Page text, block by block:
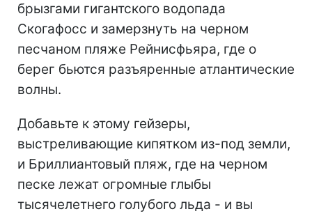
брызгами гигантского водопада
Скогафосс и замерзнуть на черном
песчаном пляже Рейнисфьяра, где о
берег бьются разъяренные атлантические
волны.
Добавьте к этому гейзеры,
выстреливающие кипятком из-под земли,
и Бриллиантовый пляж, где на черном
песке лежат огромные глыбы
тысячелетнего голубого льда - и вы